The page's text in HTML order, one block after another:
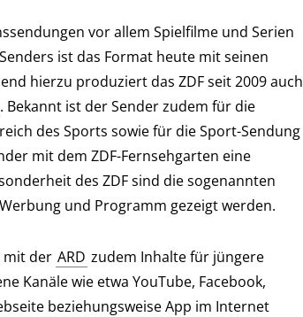
vor allem Spielfilme und Serien
ist das Format heute mit seinen
hierzu produziert das ZDF seit 2009 auch
. Bekannt ist der Sender zudem für die
des Sports sowie für die Sport-Sendung
mit dem ZDF-Fernsehgarten eine
des ZDF sind die sogenannten
und Programm gezeigt werden.
mit der ARD zudem Inhalte für jüngere
Kanäle wie etwa YouTube, Facebook,
beziehungsweise App im Internet